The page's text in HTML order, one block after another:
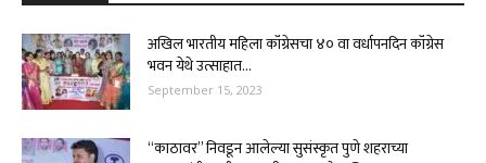
अखिल भारतीय महिला कॉंग्रेसचा ४० वा वर्धापनदिन कॉंग्रेस
भवन येथे उत्साहात...
September 15, 2023
“काठावर” निवडून आलेल्या सुसंस्कृत पुणे शहराच्या